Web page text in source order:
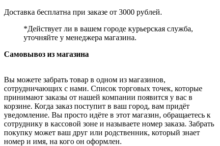
Доставка бесплатна при заказе от 3000 рублей.
*Действует ли в вашем городе курьерская служба,
уточняйте у менеджера магазина.
Самовывоз из магазина
Вы можете забрать товар в одном из магазинов,
сотрудничающих с нами. Список торговых точек, которые
принимают заказы от нашей компании появится у вас в
корзине. Когда заказ поступит в ваш город, вам придёт
уведомление. Вы просто идёте в этот магазин, обращаетесь к
сотруднику в кассовой зоне и называете номер заказа. Забрать
покупку может ваш друг или родственник, который знает
номер и имя, на кого он оформлен.